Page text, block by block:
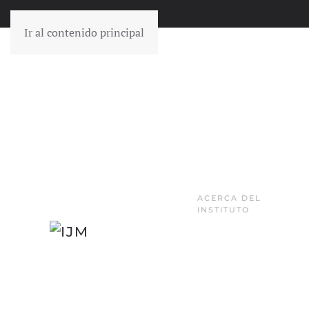
Ir al contenido principal
ACERCA DEL
INSTITUTO